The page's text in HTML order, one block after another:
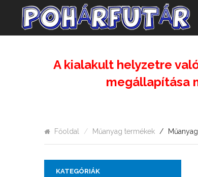
A kialakult helyzetre
megállapítása
Főoldal Műanyag termékek
KATEGÓRIÁK